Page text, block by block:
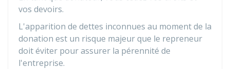
vos devoirs.
L'apparition de dettes inconnues au moment de la
donation est un risque majeur que le repreneur
doit éviter pour assurer la pérennité de
l'entreprise.